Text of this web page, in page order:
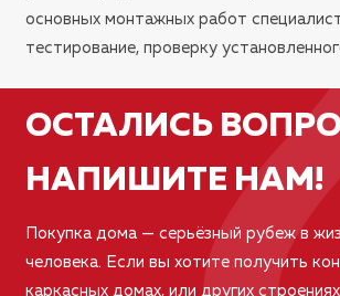
основных монтажных работ
тестирование, проверку
ОСТАЛИСЬ
НАПИШИТЕ НАМ!
Покупка дома — серьёзный рубеж в
человека. Если вы хотите получить
каркасных домах, или других